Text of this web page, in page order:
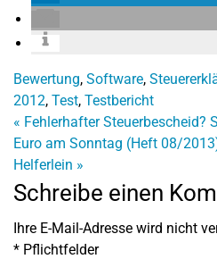
Bewertung, Software,
2012, Test, Testbericht
« Fehlerhafter Steuerbescheid?
Euro am Sonntag (Heft 08/
Helferlein »
Schreibe einen
Ihre E-Mail-Adresse wird nicht
* Pflichtfelder